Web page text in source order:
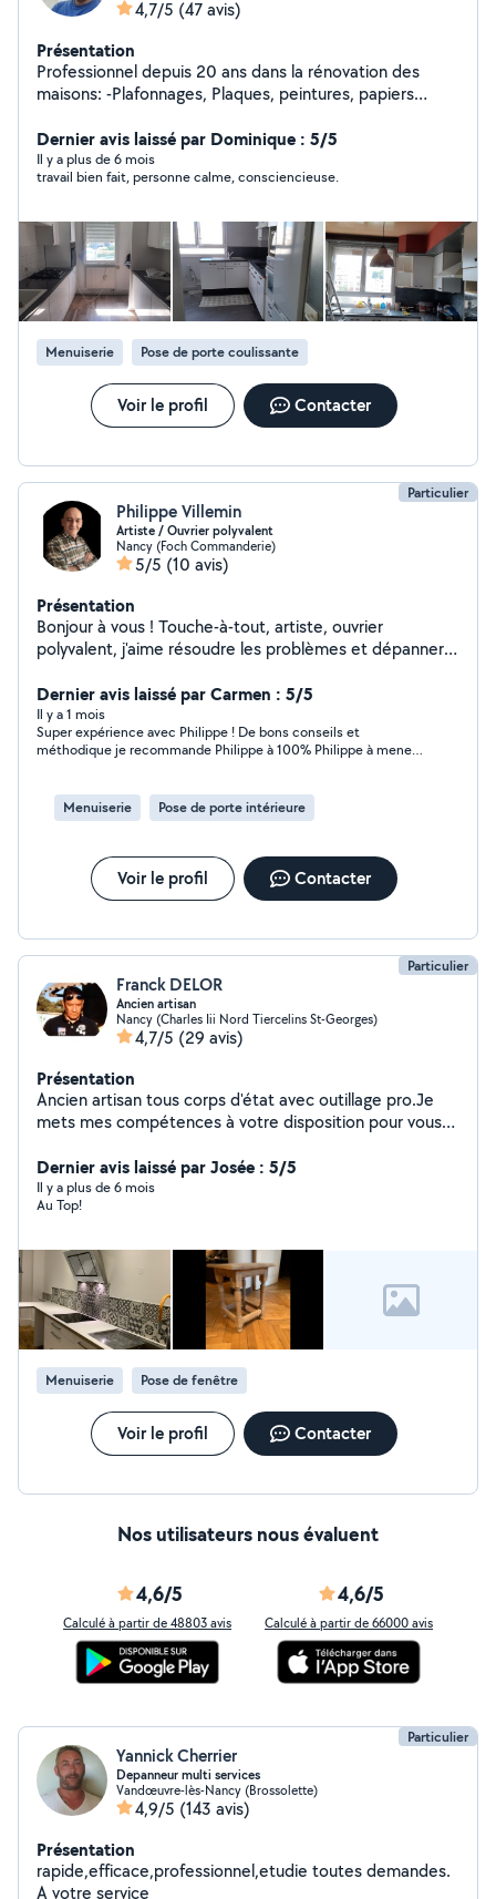
4,7/5 (47 avis)
Présentation
Professionnel depuis 20 ans dans la rénovation des
maisons: -Plafonnages, Plaques, peintures, papiers
portes. -parquet et carrelage. -conseils en architecture
d'intérieure ( agencement, aménagement...). -
intervention sur les petits soucis d'un espace de vie (
murs : cadres ,triangles ...).
Dernier avis laissé par Dominique : 5/5
Il y a plus de 6 mois
travail bien fait, personne calme, consciencieuse.
Menuiserie Pose de porte coulissante
Voir le profil Contacter
Particulier
Philippe Villemin
Artiste / Ouvrier polyvalent
Nancy (Foch Commanderie)
5/5 (10 avis)
Présentation
Bonjour à vous ! Touche-à-tout, artiste, ouvrier
polyvalent, j'aime résoudre les problèmes et dépanner.
point d'orgue, j'aime à privilégier la communication et la
bonne entente. Aussi je vous propose mes services et
mon inventivité, avec sérieux, courtoisie et bien sûr
sympathie. À très bientôt !
Dernier avis laissé par Carmen : 5/5
Il y a 1 mois
Super expérience avec Philippe ! De bons conseils et
méthodique je recommande Philippe à 100% Philippe à mener
Menuiserie
Pose de porte intérieure
Voir le profil Contacter
Particulier
Franck DELOR
Ancien artisan
Nancy (Charles Iii Nord Tiercelins St-Georges)
4,7/5 (29 avis)
Présentation
Ancien artisan tous corps d'état avec outillage pro.Je
mets mes compétences à votre disposition pour vous
Dernier avis laissé par Josée : 5/5
Il y a plus de 6 mois
Au Top!
Menuiserie Pose de fenêtre
Voir le profil Contacter
Nos utilisateurs nous évaluent
4,6/5
Calculé à partir de 48803 avis
4,6/5
Calculé à partir de 66000 avis
Particulier
Yannick Cherrier
Depanneur multi services
Vandœuvre-lès-Nancy (Brossolette)
4,9/5 (143 avis)
Présentation
rapide,efficace,professionnel,etudie toutes demandes.
A votre service